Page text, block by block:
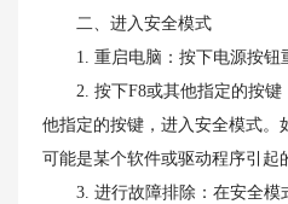
二、进入安全模式
1. 重启电脑：按下电源按钮
2. 按下F8或其他指定的按键
他指定的按键，进入安全模式。
可能是某个软件或驱动程序引起
3. 进行故障排除：在安全模